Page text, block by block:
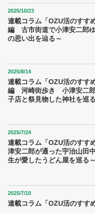
2025/10/23
連載コラム「OZU活のすす
編 古市街道で小津安二郎
の思い出を辿る～
2025/8/14
連載コラム「OZU活のすす
編 河崎街歩き 小津安二郎
子店と祭見物した神社を巡
2025/7/24
連載コラム「OZU活のすす
津安二郎が通った宇治山田
生が愛したうどん屋を巡る～
2025/7/10
連載コラム「OZU活のすす